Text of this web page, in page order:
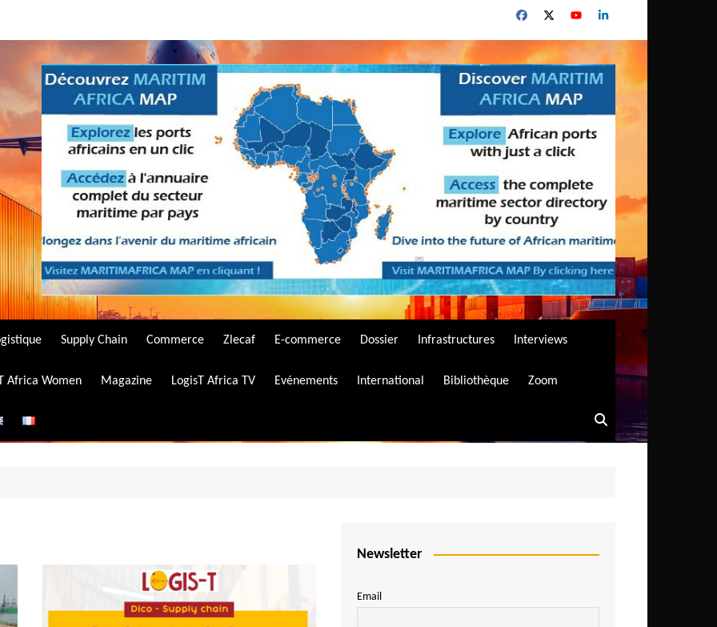
Supply Chain Commerce Zlecaf E-commerce Dossier Infrastructures Interviews
Africa Women Magazine LogisT Africa TV Evénements International Bibliothèque Zoom
Newsletter
Email